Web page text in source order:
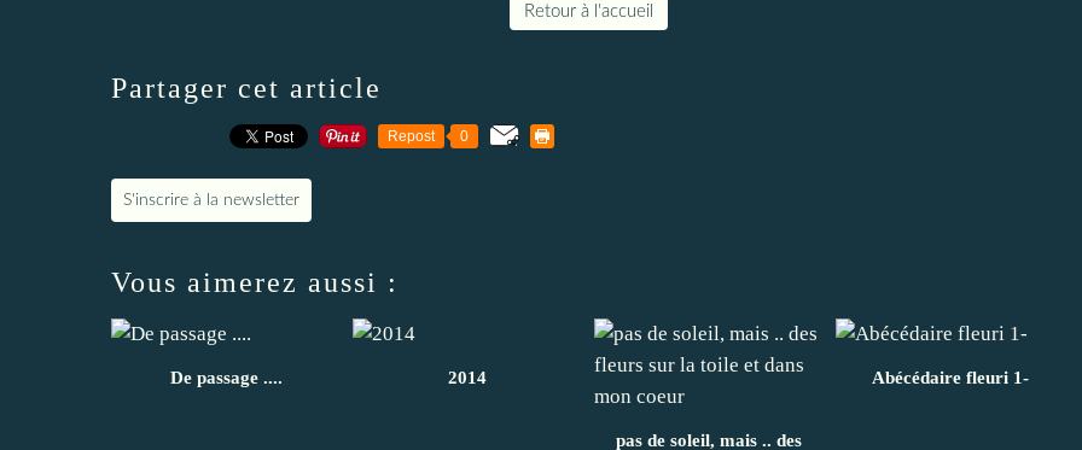
Retour à l'accueil
Partager cet article
Repost 0
S'inscrire à la newsletter
Vous aimerez aussi :
De passage .... 2014
pas de soleil, mais .. des
Abécédaire fleuri 1-